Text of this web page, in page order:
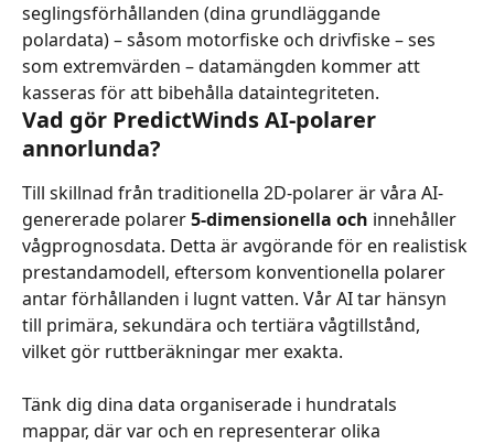
seglingsförhållanden (dina grundläggande
polardata) – såsom motorfiske och drivfiske – ses
som extremvärden – datamängden kommer att
kasseras för att bibehålla dataintegriteten.
Vad gör PredictWinds AI-polarer
annorlunda?
Till skillnad från traditionella 2D-polarer är våra AI-
genererade polarer 5-dimensionella och innehåller
vågprognosdata. Detta är avgörande för en realistisk
prestandamodell, eftersom konventionella polarer
antar förhållanden i lugnt vatten. Vår AI tar hänsyn
till primära, sekundära och tertiära vågtillstånd,
vilket gör ruttberäkningar mer exakta.
Tänk dig dina data organiserade i hundratals
mappar, där var och en representerar olika